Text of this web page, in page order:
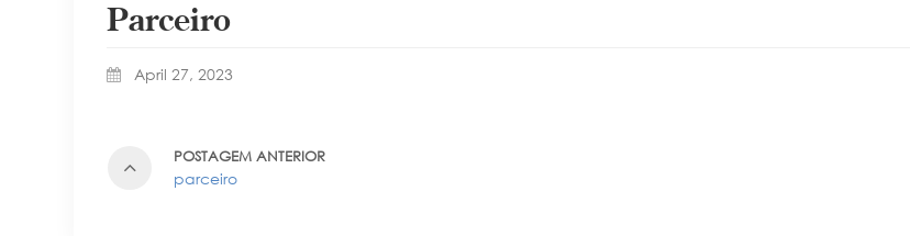
Parceiro
April 27, 2023
POSTAGEM ANTERIOR
parceiro